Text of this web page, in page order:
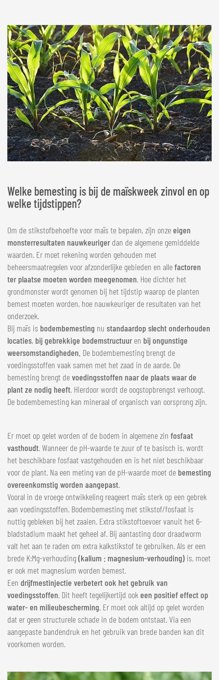
Welke bemesting is bij de maïskweek zinvol en op
welke tijdstippen?
Om de stikstofbehoefte voor maïs te bepalen, zijn onzeeigen
monsterresultaten nauwkeurigerdan de algemene gemiddelde
waarden. Er moet rekening worden gehouden met
beheersmaatregelen voor afzonderlijke gebieden en allefactoren
ter plaatse moeten worden meegenomen. Hoe dichter het
grondmonster wordt genomen bij het tijdstip waarop de planten
bemest moeten worden, hoe nauwkeuriger de resultaten van het
onderzoek.
Bij maïs is bodembemesting nu standaardop slecht onderhouden
locaties, bij gebrekkige bodemstructuuren bij ongunstige
weersomstandigheden. De bodembemesting brengt de
voedingsstoffen vaak samen met het zaad in de aarde. De
bemesting brengt devoedingsstoffen naar de plaats waar de
plant ze nodig heeft. Hierdoor wordt de oogstopbrengst verhoogt.
De bodembemesting kan mineraal of organisch van oorsprong zijn.
Er moet op gelet worden of de bodem in algemene zin fosfaat
vasthoudt. Wanneer de pH-waarde te zuur of te basisch is, wordt
het beschikbare fosfaat vastgehouden en is het niet beschikbaar
voor de plant. Na een meting van de pH-waarde moet de bemesting
overeenkomstig worden aangepast.
Vooral in de vroege ontwikkeling reageert maïs sterk op een gebrek
aan voedingsstoffen. Bodembemesting met stikstof/fosfaat is
nuttig gebleken bij het zaaien. Extra stikstoftoevoer vanuit het 6-
bladstadium maakt het geheel af. Bij aantasting door draadworm
valt het aan te raden om extra kalkstikstof te gebruiken. Als er een
brede K:Mg-verhouding(kalium : magnesium-verhouding) is, moet
er ook met magnesium worden bemest.
Een drijfmestinjectie verbetert ook het gebruik van
voedingsstoffen. Dit heeft tegelijkertijd ook een positief effect op
water- en milieubescherming. Er moet ook altijd op gelet worden
dat er geen structurele schade in de bodem ontstaat. Via een
aangepaste bandendruk en het gebruik van brede banden kan dit
voorkomen worden.